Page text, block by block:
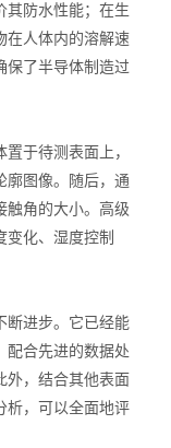
其防水性能；在生
在人体内的溶解速
保了半导体制造过
于待测表面上，
廓图像。随后，通
触角的大小。高级
变化、湿度控制
进步。它已经能
配合先进的数据处
外，结合其他表面
析，可以全面地评